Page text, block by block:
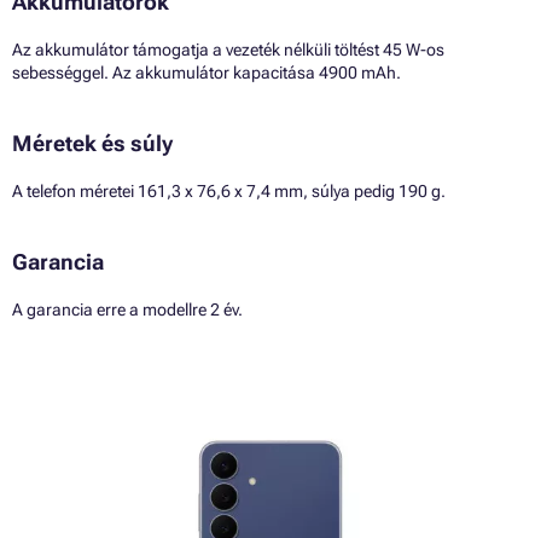
Az akkumulátor támogatja a vezeték nélküli töltést 45 W-os
sebességgel. Az akkumulátor kapacitása 4900 mAh.
Méretek és súly
A telefon méretei 161,3 x 76,6 x 7,4 mm, súlya pedig 190 g.
Garancia
A garancia erre a modellre 2 év.